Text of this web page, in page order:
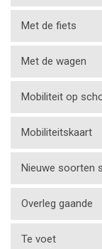
Met de fiets
Met de wagen
Mobiliteit op
Mobiliteitskaart
Nieuwe soorten
Overleg gaande
Te voet